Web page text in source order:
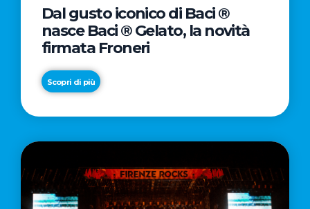
Dal gusto iconico di Baci ®
nasce Baci ® Gelato, la novità
firmata Froneri
Scopri di più